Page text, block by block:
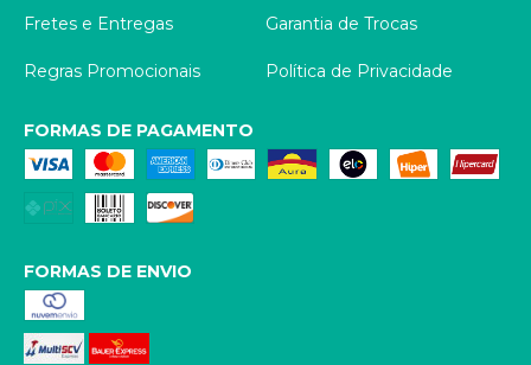
Fretes e Entregas Garantia de Trocas
Regras Promocionais Política de Privacidade
FORMAS DE PAGAMENTO
FORMAS DE ENVIO